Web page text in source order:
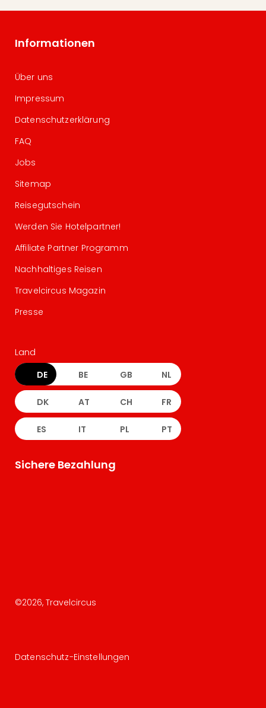
Informationen
Über uns
Impressum
Datenschutzerklärung
FAQ
Jobs
Sitemap
Reisegutschein
Werden Sie Hotelpartner!
Affiliate Partner Programm
Nachhaltiges Reisen
Travelcircus Magazin
Presse
Land
DE BE GB NL
DK AT CH FR
ES IT PL PT
Sichere Bezahlung
©2026, Travelcircus
Datenschutz-Einstellungen